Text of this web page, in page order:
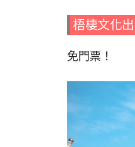
梧棲文化
免門票！